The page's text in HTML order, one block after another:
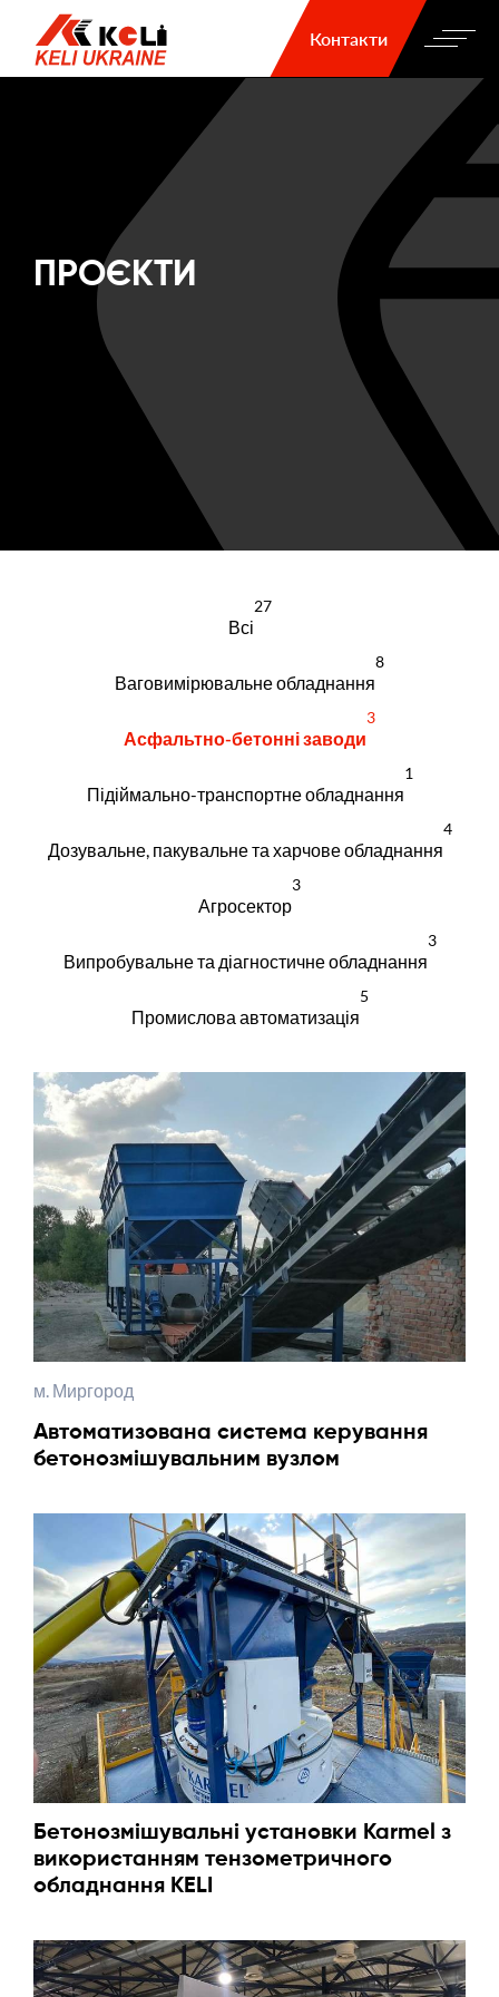
ПРОЄКТИ
Всі
27
Ваговимірювальне обладнання
8
Асфальтно-бетонні заводи
3
Підіймально-транспортне обладнання
1
Дозувальне, пакувальне та харчове обладнання
4
Агросектор
3
Випробувальне та діагностичне обладнання
3
Промислова автоматизація
5
м. Миргород
Автоматизована система керування
бетонозмішувальним вузлом
Бетонозмішувальні установки Karmel з
використанням тензометричного
обладнання KELI
Контакти